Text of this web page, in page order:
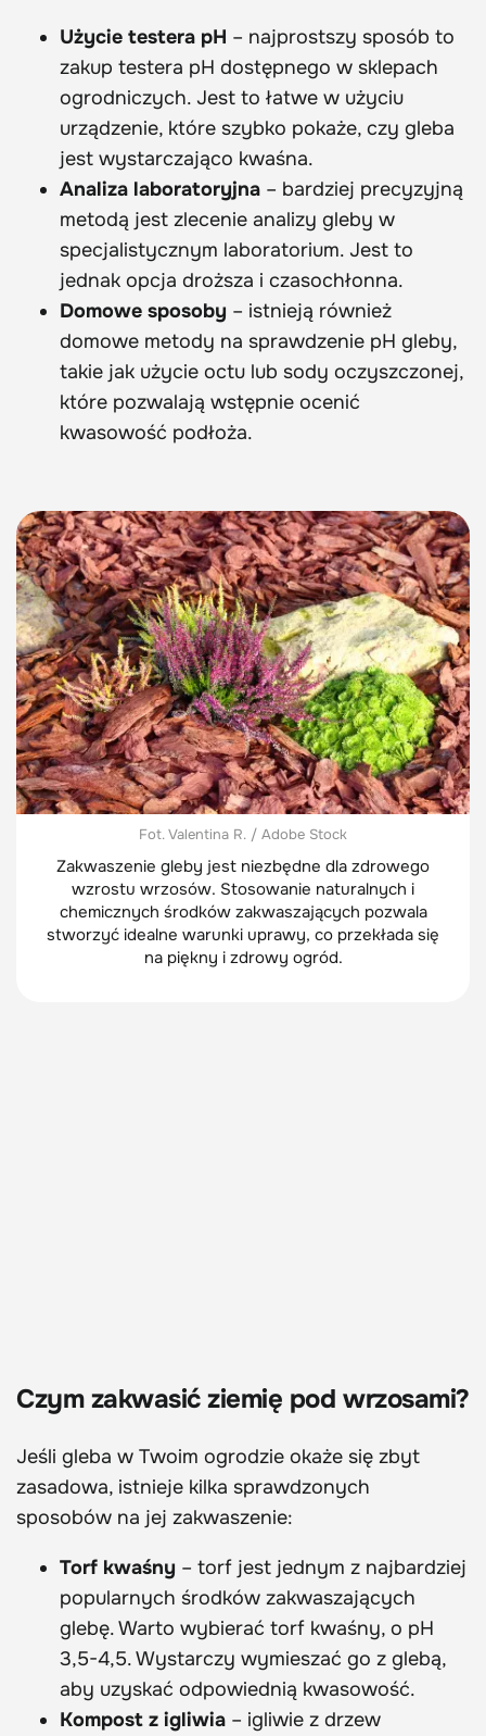
Użycie testera pH – najprostszy sposób to
zakup testera pH dostępnego w sklepach
ogrodniczych. Jest to łatwe w użyciu
urządzenie, które szybko pokaże, czy gleba
jest wystarczająco kwaśna.
Analiza laboratoryjna – bardziej precyzyjną
metodą jest zlecenie analizy gleby w
specjalistycznym laboratorium. Jest to
jednak opcja droższa i czasochłonna.
Domowe sposoby – istnieją również
domowe metody na sprawdzenie pH gleby,
takie jak użycie octu lub sody oczyszczonej,
które pozwalają wstępnie ocenić
kwasowość podłoża.
Fot. Valentina R. / Adobe Stock
Zakwaszenie gleby jest niezbędne dla zdrowego
wzrostu wrzosów. Stosowanie naturalnych i
chemicznych środków zakwaszających pozwala
stworzyć idealne warunki uprawy, co przekłada się
na piękny i zdrowy ogród.
Czym zakwasić ziemię pod wrzosami?
Jeśli gleba w Twoim ogrodzie okaże się zbyt
zasadowa, istnieje kilka sprawdzonych
sposobów na jej zakwaszenie:
Torf kwaśny – torf jest jednym z najbardziej
popularnych środków zakwaszających
glebę. Warto wybierać torf kwaśny, o pH
3,5-4,5. Wystarczy wymieszać go z glebą,
aby uzyskać odpowiednią kwasowość.
Kompost z igliwia – igliwie z drzew